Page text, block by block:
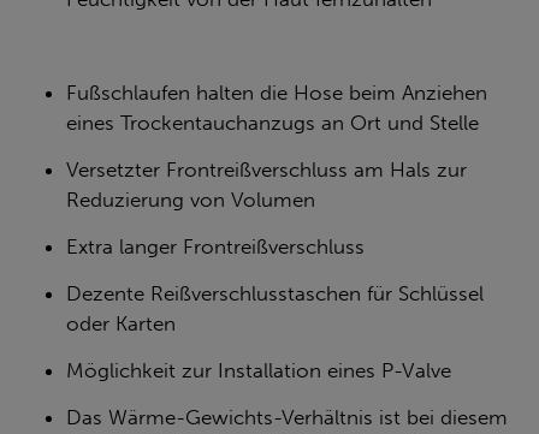
Fußschlaufen halten die Hose beim Anziehen
eines Trockentauchanzugs an Ort und Stelle
Versetzter Frontreißverschluss am Hals zur
Reduzierung von Volumen
Extra langer Frontreißverschluss
Dezente Reißverschlusstaschen für Schlüssel
oder Karten
Möglichkeit zur Installation eines P-Valve
Das Wärme-Gewichts-Verhältnis ist bei diesem